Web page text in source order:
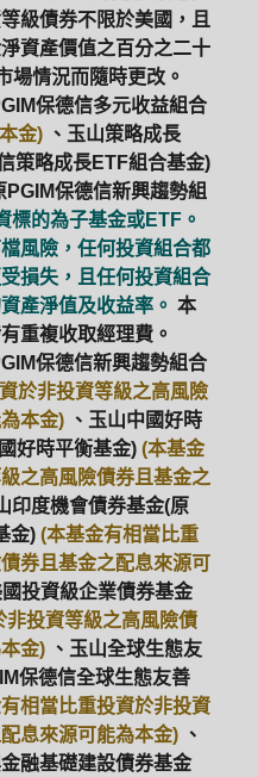
級債券不限於美國，且
資產價值之百分之二十
場情況而隨時更改。
保德信多元收益組合
金) 、玉山策略成長
策略成長ETF組合基金)
保德信新興趨勢組
標的為子基金或ETF。
風險，任何投資組合都
損失，且任何投資組合
產淨值及收益率。 本
重複收取經理費。
保德信新興趨勢組合
於非投資等級之高風險
本金) 、玉山中國好時
好時平衡基金) (本基金
之高風險債券且基金之
印度機會債券基金(原
金) (本基金有相當比重
券且基金之配息來源可
投資級企業債券基金
投資等級之高風險債
金) 、玉山全球生態友
保德信全球生態友善
相當比重投資於非投資
息來源可能為本金) 、
融基礎建設債券基金